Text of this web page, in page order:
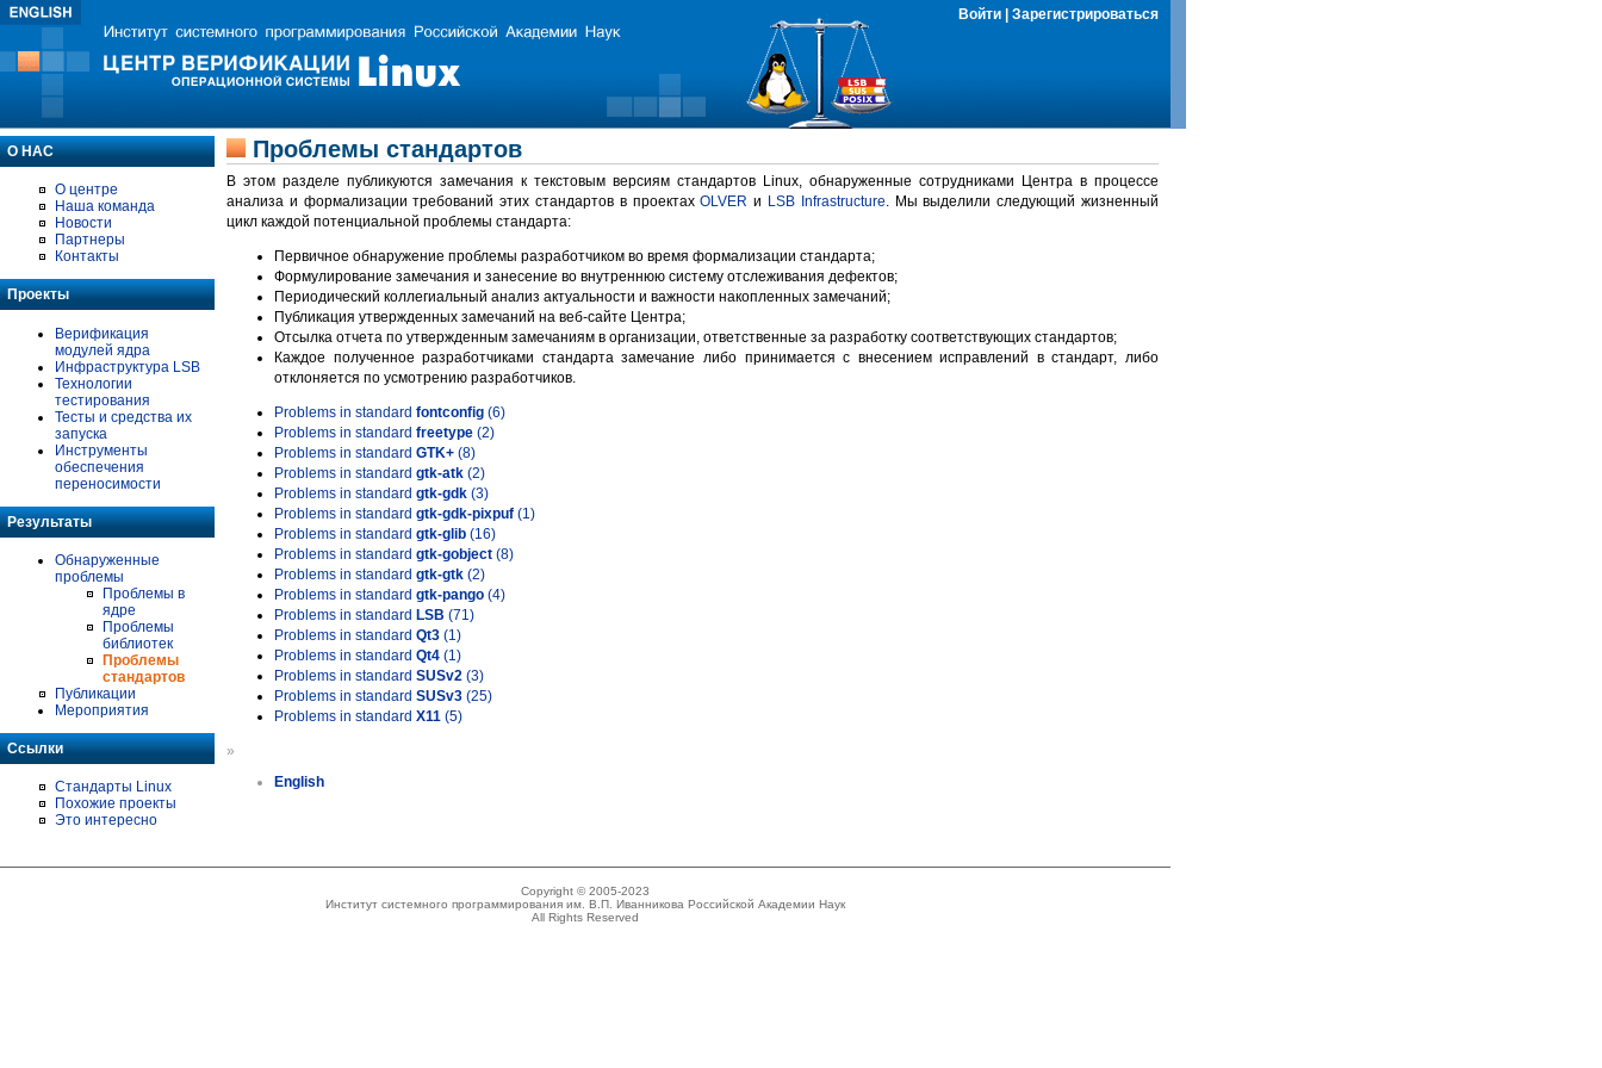
Войти Зарегистрироваться
О НАС
О центре
Наша команда
Новости
Партнеры
Контакты
Проекты
Верификация
модулей ядра
Инфраструктура LSB
Технологии
тестирования
Тесты и средства их
запуска
Инструменты
обеспечения
переносимости
Результаты
Обнаруженные
проблемы
Проблемы в
ядре
Проблемы
библиотек
Проблемы
стандартов
Публикации
Мероприятия
Ссылки
Стандарты Linux
Похожие проекты
Это интересно
Проблемы стандартов
В этом разделе публикуются замечания к текстовым версиям стандартов Linux, обнаруженные сотрудниками Центра в процессе
анализа и формализации требований этих стандартов в проектахOLVER и LSB Infrastructure. Мы выделили следующий жизненный
цикл каждой потенциальной проблемы стандарта:
Первичное обнаружение проблемы разработчиком во время формализации стандарта;
Формулирование замечания и занесение во внутреннюю систему отслеживания дефектов;
Периодический коллегиальный анализ актуальности и важности накопленных замечаний;
Публикация утвержденных замечаний на веб-сайте Центра;
Отсылка отчета по утвержденным замечаниям в организации, ответственные за разработку соответствующих стандартов;
Каждое полученное разработчиками стандарта замечание либо принимается с внесением исправлений в стандарт, либо
отклоняется по усмотрению разработчиков.
Problems in standard fontconfig (6)
Problems in standard freetype (2)
Problems in standard GTK+ (8)
Problems in standard gtk-atk (2)
Problems in standard gtk-gdk (3)
Problems in standard gtk-gdk-pixpuf (1)
Problems in standard gtk-glib (16)
Problems in standard gtk-gobject (8)
Problems in standard gtk-gtk (2)
Problems in standard gtk-pango (4)
Problems in standard LSB (71)
Problems in standard Qt3 (1)
Problems in standard Qt4 (1)
Problems in standard SUSv2 (3)
Problems in standard SUSv3 (25)
Problems in standard X11 (5)
»
English
Copyright © 2005-2023
Институт системного программирования им. В.П. Иванникова Российской Академии Наук
All Rights Reserved